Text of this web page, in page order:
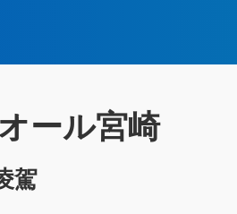
ール宮崎
駕